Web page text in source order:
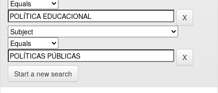
Start a new search